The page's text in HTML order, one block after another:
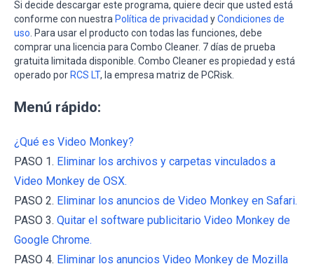
Si decide descargar este programa, quiere decir que usted está
conforme con nuestra Política de privacidad yCondiciones de
uso . Para usar el producto con todas las funciones, debe
comprar una licencia para Combo Cleaner. 7 días de prueba
gratuita limitada disponible. Combo Cleaner es propiedad y está
operado por RCS LT, la empresa matriz de PCRisk.
Menú rápido:
¿Qué es Video Monkey?
PASO 1. Eliminar los archivos y carpetas vinculados a
Video Monkey de OSX.
PASO 2. Eliminar los anuncios de Video Monkey en Safari.
PASO 3. Quitar el software publicitario Video Monkey de
Google Chrome.
PASO 4. Eliminar los anuncios Video Monkey de Mozilla